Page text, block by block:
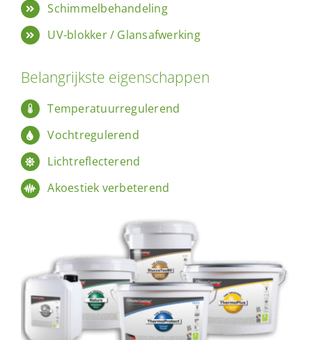
Schimmelbehandeling
UV-blokker / Glansafwerking
Belangrijkste eigenschappen
Temperatuurregulerend
Vochtregulerend
Lichtreflecterend
Akoestiek verbeterend